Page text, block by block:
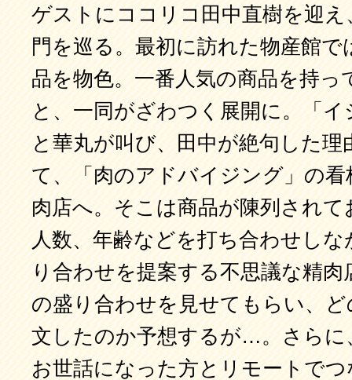
ゲストにココリコ田中直樹を迎え
門を巡る。最初に訪れた物産館で
品を物色。一番人気の商品を持っ
と、一同がざわつく展開に。「
と華丸が叫び、田中が絶句した理
て、「肉のアドバイジング」の
肉店へ。そこは商品が陳列され
人数、年齢などを打ち合わせし
り合わせを提案する不思議な精肉
の盛り合わせを見せてもらい、
文したのか予想するが…。さらに
お世話になった方とリモートで